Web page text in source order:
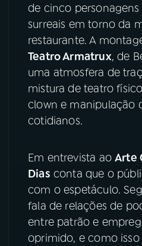
ÚLTIMAS
08PRÊMIO RÁDIO MEC
ACOMPANHE A RÁDIO MEC
YouTube
Instagram
TikTok
de cinco
surreais em torno da
restaurante. A
Teatro Armatrux, de
uma atmosfera de
mistura de teatro
clown e manipulação
cotidianos.
Em entrevista aoArte
Dias conta que o
com o espetáculo.
fala de relações de
entre patrão e
oprimido, e como